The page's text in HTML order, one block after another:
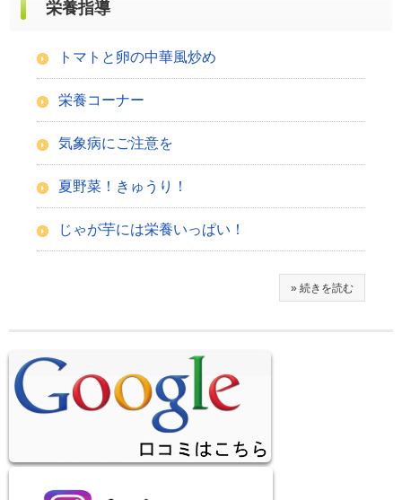
栄養指導
トマトと卵の中華風炒め
栄養コーナー
気象病にご注意を
夏野菜！きゅうり！
じゃが芋には栄養いっぱい！
» 続きを読む